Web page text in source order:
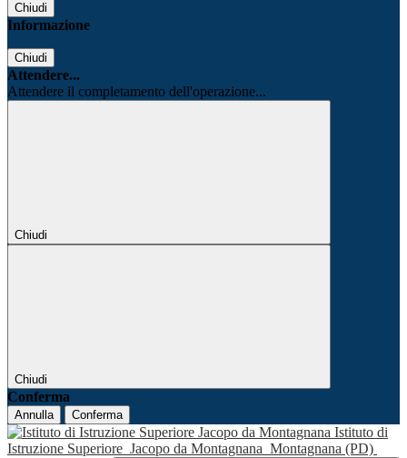
Chiudi
Informazione
Chiudi
Attendere...
Attendere il completamento dell'operazione...
Chiudi
Chiudi
Conferma
Annulla Conferma
Istituto di
Istruzione Superiore Jacopo da Montagnana Montagnana (PD)